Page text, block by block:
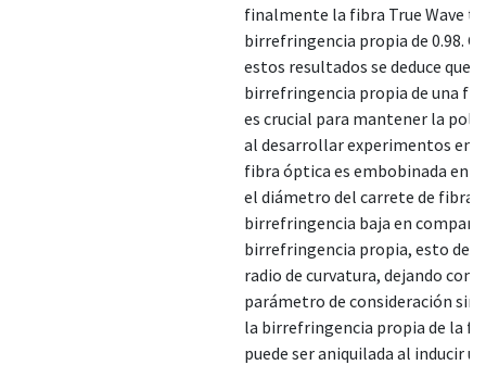
finalmente la fibra True Wave
birrefringencia propia de 0.98.
estos resultados se deduce que
birrefringencia propia de una
es crucial para mantener la
al desarrollar experimentos en
fibra óptica es embobinada en
el diámetro del carrete de fibra
birrefringencia baja en
birrefringencia propia, esto
radio de curvatura, dejando
parámetro de consideración
la birrefringencia propia de la
puede ser aniquilada al inducir